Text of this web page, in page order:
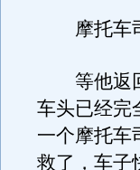
摩托车
等他返回
车头已经完
一个摩托车
救了，车子